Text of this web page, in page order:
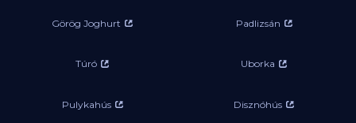
Görög Joghurt Padlizsán
Túró Uborka
Pulykahús Disznóhús